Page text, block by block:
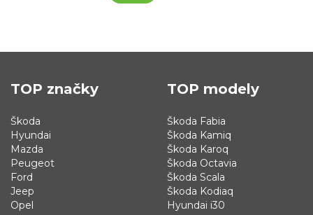
TOP značky
Škoda
Hyundai
Mazda
Peugeot
Ford
Jeep
Opel
TOP modely
Škoda Fabia
Škoda Kamiq
Škoda Karoq
Škoda Octavia
Škoda Scala
Škoda Kodiaq
Hyundai i30